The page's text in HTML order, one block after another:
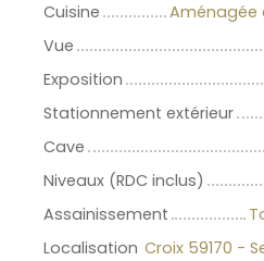
Cuisine
Aménagée
Vue
Exposition
Stationnement extérieur
Cave
Niveaux (RDC inclus)
Assainissement
Localisation